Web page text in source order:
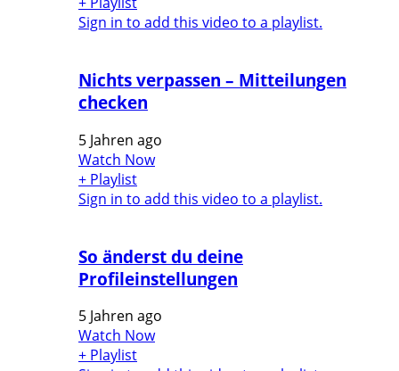
Sign in to add this video to a playlist.
Nichts verpassen – Mitteilungen
checken
5 Jahren ago
Watch Now
+ Playlist
Sign in to add this video to a playlist.
So änderst du deine
Profileinstellungen
5 Jahren ago
Watch Now
+ Playlist